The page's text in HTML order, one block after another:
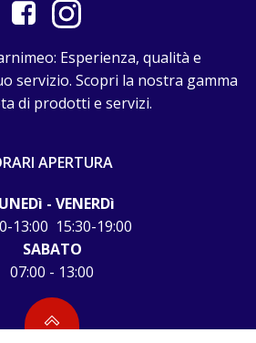
Esperienza, qualità e
servizio. Scopri la nostra gamma
di prodotti e servizi.
APERTURA
- VENERDì
13:00 15:30-19:00
SABATO
07:00 - 13:00